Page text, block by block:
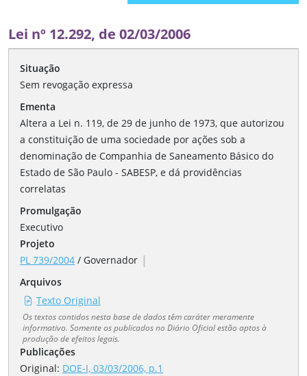
Lei nº 12.292, de 02/03/2006
Situação
Sem revogação expressa
Ementa
Altera a Lei n. 119, de 29 de junho de 1973, que autorizou
a constituição de uma sociedade por ações sob a
denominação de Companhia de Saneamento Básico do
Estado de São Paulo - SABESP, e dá providências
correlatas
Promulgação
Executivo
Projeto
PL 739/2004 / Governador |
Arquivos
Texto Original
Os textos contidos nesta base de dados têm caráter meramente
informativo. Somente os publicados no Diário Oficial estão aptos à
produção de efeitos legais.
Publicações
Original: DOE-I, 03/03/2006, p.1